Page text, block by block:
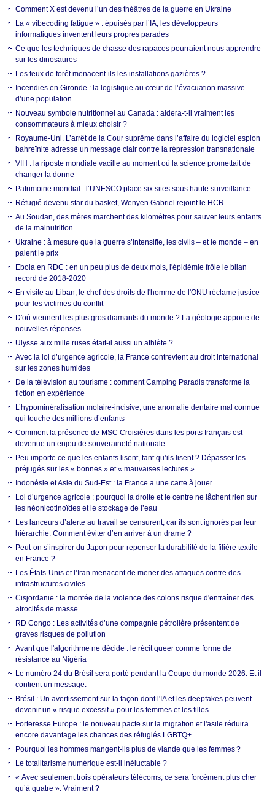
Comment X est devenu l’un des théâtres de la guerre en Ukraine
La « vibecoding fatigue » : épuisés par l’IA, les développeurs
informatiques inventent leurs propres parades
Ce que les techniques de chasse des rapaces pourraient nous apprendre
sur les dinosaures
Les feux de forêt menacent-ils les installations gazières ?
Incendies en Gironde : la logistique au cœur de l’évacuation massive
d’une population
Nouveau symbole nutritionnel au Canada : aidera-t-il vraiment les
consommateurs à mieux choisir ?
Royaume-Uni. L’arrêt de la Cour suprême dans l’affaire du logiciel espion
bahreïnite adresse un message clair contre la répression transnationale
VIH : la riposte mondiale vacille au moment où la science promettait de
changer la donne
Patrimoine mondial : l’UNESCO place six sites sous haute surveillance
Réfugié devenu star du basket, Wenyen Gabriel rejoint le HCR
Au Soudan, des mères marchent des kilomètres pour sauver leurs enfants
de la malnutrition
Ukraine : à mesure que la guerre s’intensifie, les civils – et le monde – en
paient le prix
Ebola en RDC : en un peu plus de deux mois, l'épidémie frôle le bilan
record de 2018-2020
En visite au Liban, le chef des droits de l'homme de l'ONU réclame justice
pour les victimes du conflit
D'où viennent les plus gros diamants du monde ? La géologie apporte de
nouvelles réponses
Ulysse aux mille ruses était-il aussi un athlète ?
Avec la loi d’urgence agricole, la France contrevient au droit international
sur les zones humides
De la télévision au tourisme : comment Camping Paradis transforme la
fiction en expérience
L’hypominéralisation molaire-incisive, une anomalie dentaire mal connue
qui touche des millions d’enfants
Comment la présence de MSC Croisières dans les ports français est
devenue un enjeu de souveraineté nationale
Peu importe ce que les enfants lisent, tant qu’ils lisent ? Dépasser les
préjugés sur les « bonnes » et « mauvaises lectures »
Indonésie et Asie du Sud-Est : la France a une carte à jouer
Loi d’urgence agricole : pourquoi la droite et le centre ne lâchent rien sur
les néonicotinoïdes et le stockage de l’eau
Les lanceurs d’alerte au travail se censurent, car ils sont ignorés par leur
hiérarchie. Comment éviter d’en arriver à un drame ?
Peut-on s’inspirer du Japon pour repenser la durabilité de la filière textile
en France ?
Les États-Unis et l’Iran menacent de mener des attaques contre des
infrastructures civiles
Cisjordanie : la montée de la violence des colons risque d'entraîner des
atrocités de masse
RD Congo : Les activités d’une compagnie pétrolière présentent de
graves risques de pollution
Avant que l'algorithme ne décide : le récit queer comme forme de
résistance au Nigéria
Le numéro 24 du Brésil sera porté pendant la Coupe du monde 2026. Et il
contient un message.
Brésil : Un avertissement sur la façon dont l'IA et les deepfakes peuvent
devenir un « risque excessif » pour les femmes et les filles
Forteresse Europe : le nouveau pacte sur la migration et l'asile réduira
encore davantage les chances des réfugiés LGBTQ+
Pourquoi les hommes mangent-ils plus de viande que les femmes ?
Le totalitarisme numérique est-il inéluctable ?
« Avec seulement trois opérateurs télécoms, ce sera forcément plus cher
qu’à quatre ». Vraiment ?